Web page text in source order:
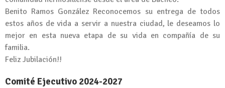
Benito Ramos González Reconocemos su entrega de todos
estos años de vida a servir a nuestra ciudad, le deseamos lo
mejor en esta nueva etapa de su vida en compañía de su
familia.
Feliz Jubilación!!
Comité Ejecutivo 2024-2027